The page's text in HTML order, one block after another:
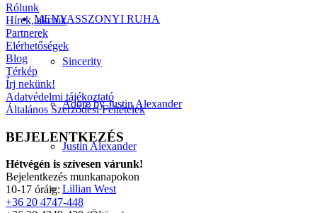
MENYASSZONYI RUHA
Sincerity
Adore by Justin Alexander
Justin Alexander
Lillian West
Rólunk
Hírek, akciók
Partnerek
Elérhetőségek
Blog
Térkép
Írj nekünk!
Adatvédelmi tájékoztató
Általános Szerződési Feltételek
BEJELENTKEZÉS
Hétvégén is szívesen várunk!
Bejelentkezés munkanapokon
10-17 óráig:
+36 20 4747-448